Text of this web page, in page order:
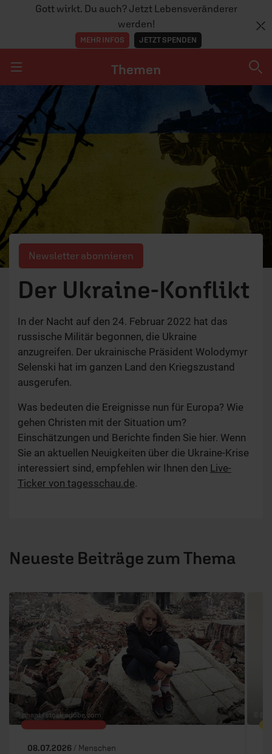
Gott wirkt. Du auch? Jetzt Lebensveränderer
werden!
MEHR INFOS JETZT SPENDEN
Navigation überspringen
Themen
Themen
DOSSIERS
GLAUBE
MENSCHEN
GESELLSCHAFT
LEBEN
TEAM
Newsletter abonnieren
Der Ukraine-Konflikt
In der Nacht auf den 24. Februar 2022 hat das
russische Militär begonnen, die Ukraine
anzugreifen. Der ukrainische Präsident Wolodymyr
Selenski hat im ganzen Land den Kriegszustand
ausgerufen.
Was bedeuten die Ereignisse nun für Europa? Wie
gehen Christen mit der Situation um?
Einschätzungen und Berichte finden Sie hier. Wenn
Sie an aktuellen Neuigkeiten über die Ukraine-Krise
interessiert sind, empfehlen wir Ihnen den Live-
Ticker von tagesschau.de.
Neueste Beiträge zum Thema
© phant /stock.adobe.com
08.07.2026 / Menschen